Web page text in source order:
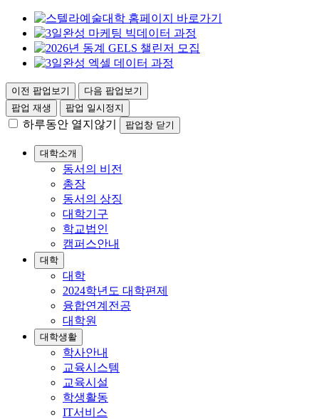
이전 팝업보기
다음 팝업보기
팝업 재생
팝업 일시정지
하루동안 열지않기 팝업창 닫기
대학소개
동서의 비전
총장
동서의 상징
대학기구
학교법인
캠퍼스안내
대학
대학
2024학년도 대학편제
융합연계전공
대학원
대학생활
학사안내
교육시스템
교육시설
학생활동
IT서비스